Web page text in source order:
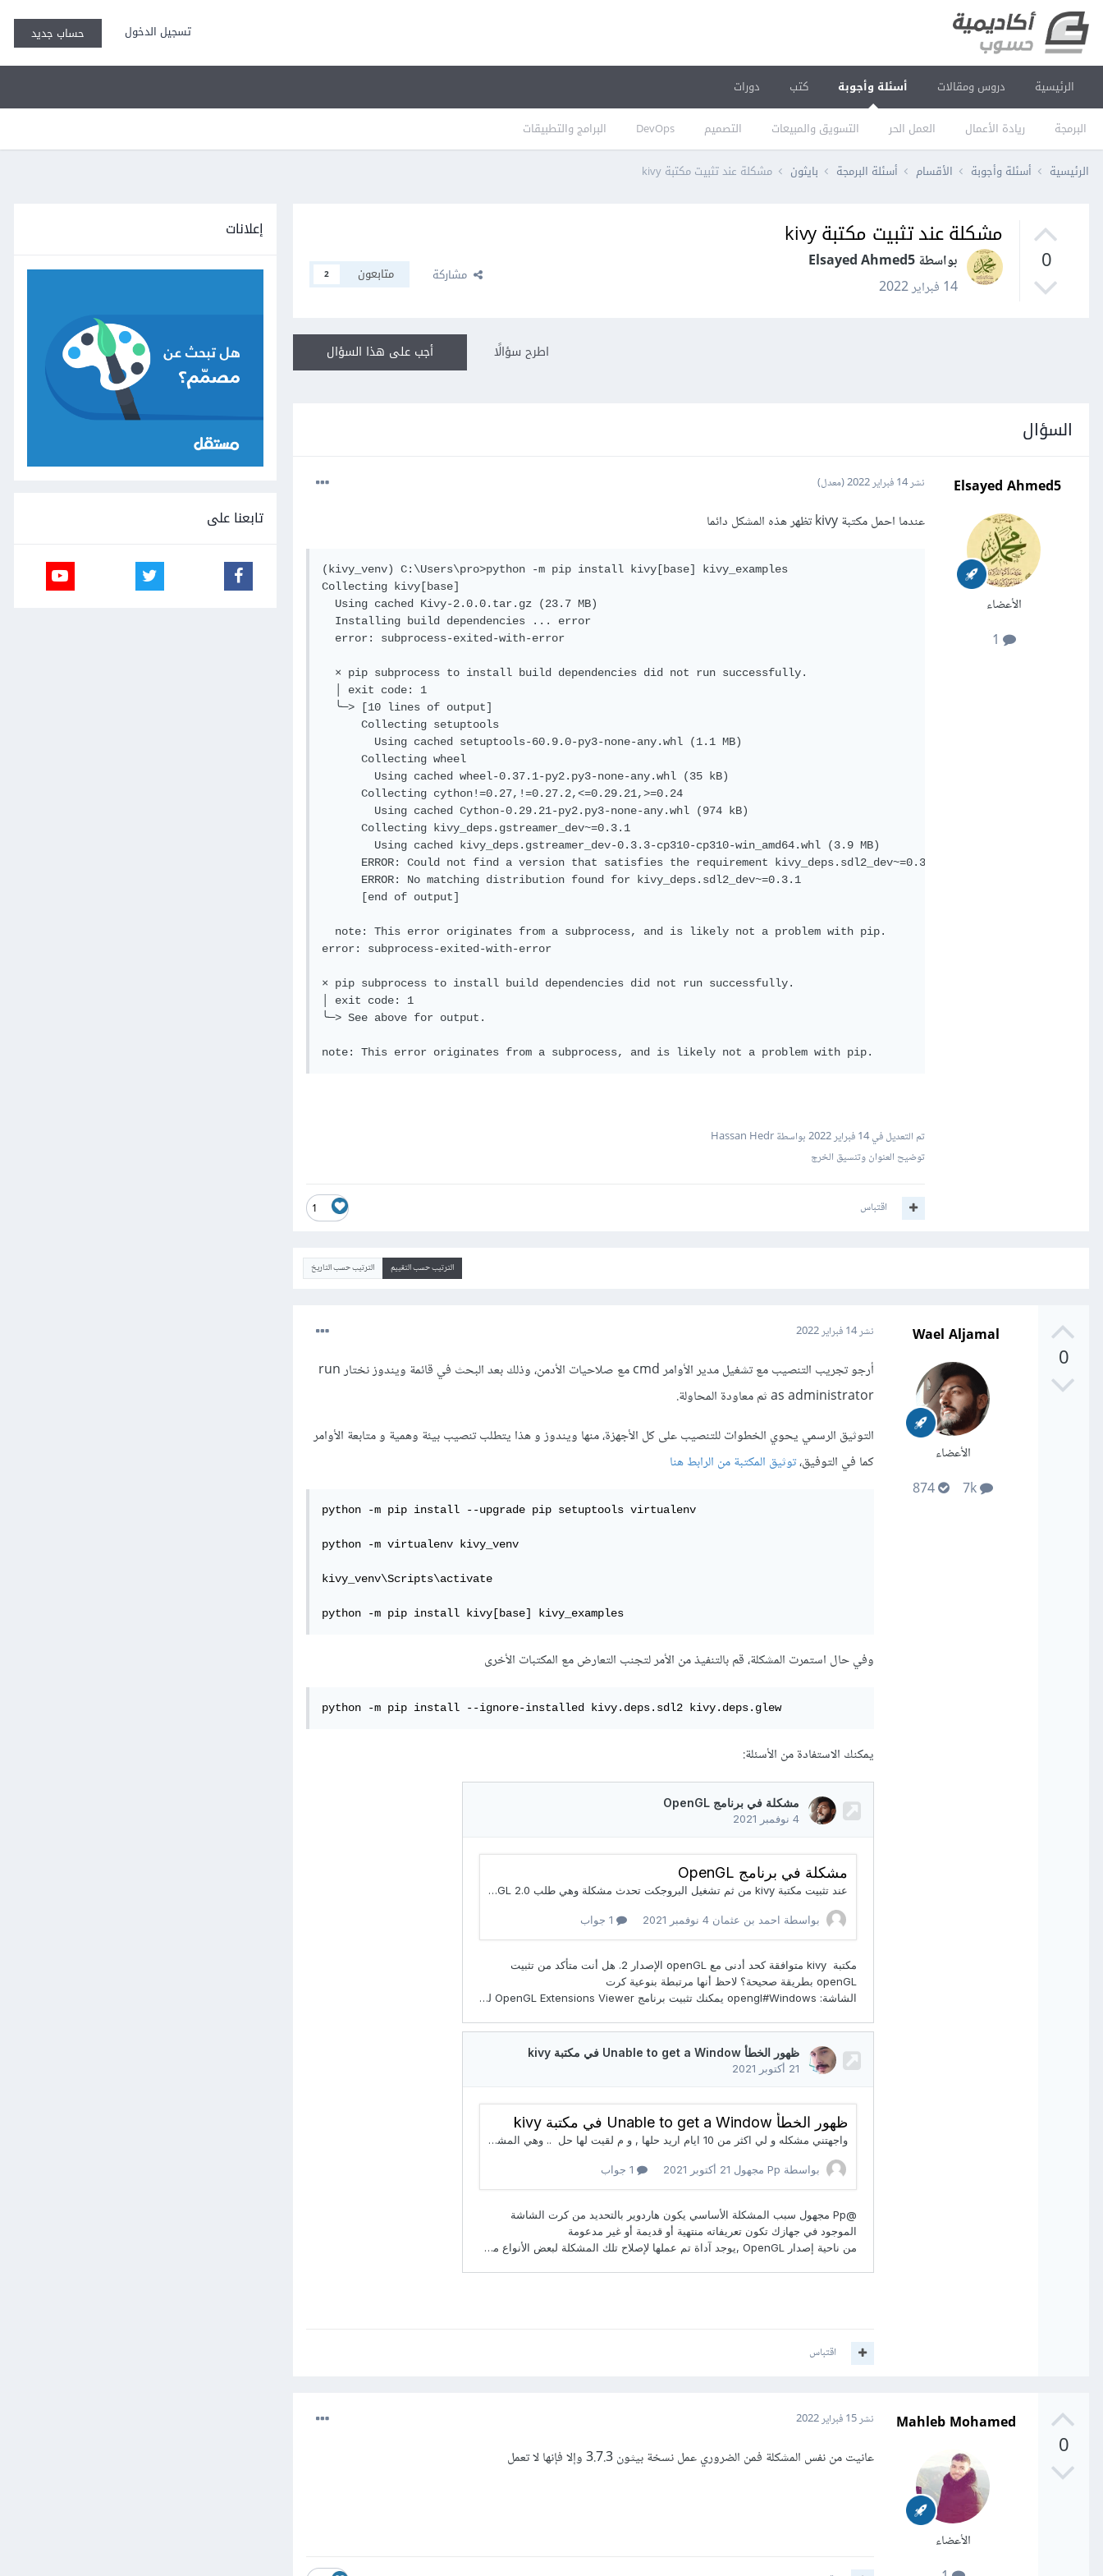
تسجيل الدخول حساب جديد
الرئيسية دروس ومقالات أسئلة وأجوبة
البرمجة ريادة الأعمال العمل الحر التسويق والمبيعات التصميم DevOps البرامج والتطبيقات
كتب دورات
الرئيسية أسئلة وأجوبة الأقسام أسئلة البرمجة بايثون مشكلة عند تثبيت مكتبة kivy
0
مشكلة عند تثبيت مكتبة kivy
بواسطة Elsayed Ahmed5
14 فبراير 2022
مشاركة متابعون 2
أجب على هذا السؤال اطرح سؤالًا
السؤال
Elsayed Ahmed5
الأعضاء
نشر14 فبراير 2022 (معدل)
عندما احمل مكتبة kivy تظهر هذه المشكل دائما
(kivy_venv) C:\Users\pro>python -m pip install kivy[base] kivy_examples
Collecting kivy[base]
Using cached Kivy-2.0.0.tar.gz (23.7 MB)
Installing build dependencies ... error
error: subprocess-exited-with-error
× pip subprocess to install build dependencies did not run successfully.
│ exit code: 1
╰─> [10 lines of output]
Collecting setuptools
Using cached setuptools-60.9.0-py3-none-any.whl (1.1 MB)
Collecting wheel
Using cached wheel-0.37.1-py2.py3-none-any.whl (35 kB)
Collecting cython!=0.27,!=0.27.2,<=0.29.21,>=0.24
Using cached Cython-0.29.21-py2.py3-none-any.whl (974 kB)
Collecting kivy_deps.gstreamer_dev~=0.3.1
Using cached kivy_deps.gstreamer_dev-0.3.3-cp310-cp310-win_amd64.whl (3.9 MB)
ERROR: Could not find a version that satisfies the requirement kivy_deps.sdl2_dev~=0.3.1 (from versions: 0.4.2,
ERROR: No matching distribution found for kivy_deps.sdl2_dev~=0.3.1
[end of output]
note: This error originates from a subprocess, and is likely not a problem with pip.
error: subprocess-exited-with-error
× pip subprocess to install build dependencies did not run successfully.
│ exit code: 1
╰─> See above for output.
تم التعديل في14 فبراير 2022
بواسطة Hassan Hedr
توضيح العنوان وتنسيق الخرج
1 اقتباس
الترتيب حسب التقييم الترتيب حسب التاريخ
0
Wael Aljamal
الأعضاء
نشر14 فبراير 2022
أرجو تجريب التنصيب مع تشغيل مدير الأوامر cmd مع صلاحيات الأدمن، وذلك بعد البحث في قائمة ويندوز نختار run
as administrator ثم معاودة المحاولة.
التوثيق الرسمي يحوي الخطوات للتنصيب على كل الأجهزة، منها ويندوز و هذا يتطلب تنصيب بيئة وهمية و متابعة الأوامر
كما في التوفيق،توثيق المكتبة من الرابط هنا
python -m pip install --upgrade pip setuptools virtualenv
python -m virtualenv kivy_venv
kivy_venv\Scripts\activate
python -m pip install kivy[base] kivy_examples
وفي حال استمرت المشكلة، قم بالتنفيذ من الأمر لتجنب التعارض مع المكتبات الأخرى
python -m pip install --ignore-installed kivy.deps.sdl2 kivy.deps.glew
يمكنك الاستفادة من الأسئلة:
اقتباس
0
Mahleb Mohamed
الأعضاء
نشر15 فبراير 2022
عانيت من نفس المشكلة فمن الضروري عمل نسخة بيثون 3.7.3 وإلا فإنها لا تعمل
إعلانات
تابعنا على